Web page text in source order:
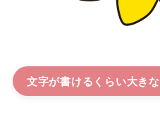
文字が書けるくらい大き